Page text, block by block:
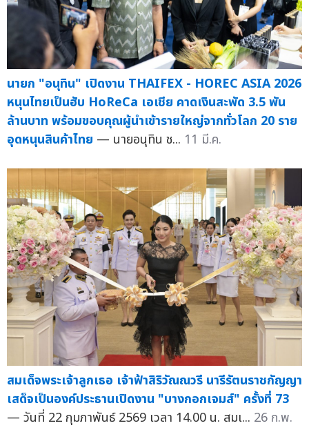
นายก "อนุทิน" เปิดงาน THAIFEX - HOREC ASIA 2026
หนุนไทยเป็นฮับ HoReCa เอเชีย คาดเงินสะพัด 3.5 พัน
ล้านบาท พร้อมขอบคุณผู้นำเข้ารายใหญ่จากทั่วโลก 20 ราย
อุดหนุนสินค้าไทย — นายอนุทิน ช... 11 มี.ค.
สมเด็จพระเจ้าลูกเธอ เจ้าฟ้าสิริวัณณวรี นารีรัตนราชกัญญา
เสด็จเป็นองค์ประธานเปิดงาน "บางกอกเจมส์" ครั้งที่ 73
— วันที่ 22 กุมภาพันธ์ 2569 เวลา 14.00 น. สมเ... 26 ก.พ.